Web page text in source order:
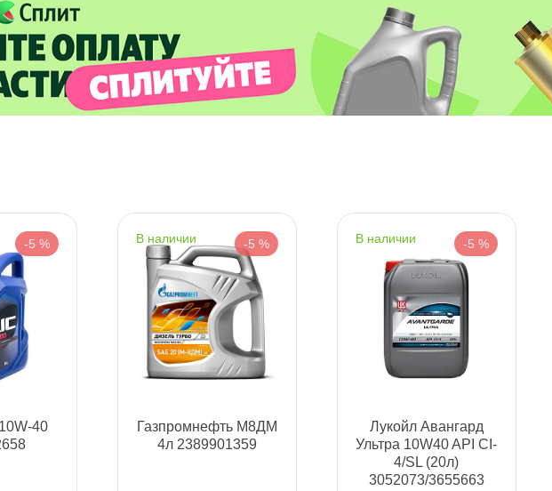
масла
-5 %
40
наличии -5 %
Газпромнефть М8ДМ
4л 2389901359
наличии -5 %
Лукойл Авангард
Ультра 10W40 API CI-
4/SL (20л)
3052073/3655663
09.08 (при заказе от 2000₽) Срочная за 2 ч – 399 ₽